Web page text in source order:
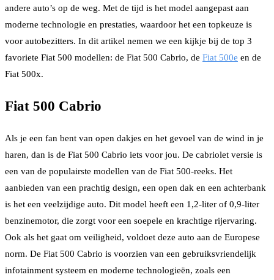
andere auto’s op de weg. Met de tijd is het model aangepast aan
moderne technologie en prestaties, waardoor het een topkeuze is
voor autobezitters. In dit artikel nemen we een kijkje bij de top 3
favoriete Fiat 500 modellen: de Fiat 500 Cabrio, de Fiat 500e en de
Fiat 500x.
Fiat 500 Cabrio
Als je een fan bent van open dakjes en het gevoel van de wind in je
haren, dan is de Fiat 500 Cabrio iets voor jou. De cabriolet versie is
een van de populairste modellen van de Fiat 500-reeks. Het
aanbieden van een prachtig design, een open dak en een achterbank
is het een veelzijdige auto. Dit model heeft een 1,2-liter of 0,9-liter
benzinemotor, die zorgt voor een soepele en krachtige rijervaring.
Ook als het gaat om veiligheid, voldoet deze auto aan de Europese
norm. De Fiat 500 Cabrio is voorzien van een gebruiksvriendelijk
infotainment systeem en moderne technologieën, zoals een